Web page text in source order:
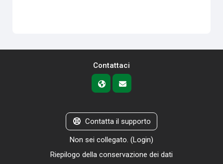
Contattaci
Contatta il supporto
Non sei collegato. (Login)
Riepilogo della conservazione dei dati